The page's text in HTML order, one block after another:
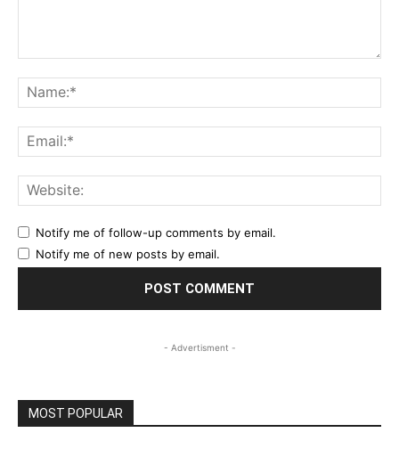
Notify me of follow-up comments by email.
Notify me of new posts by email.
- Advertisment -
MOST POPULAR